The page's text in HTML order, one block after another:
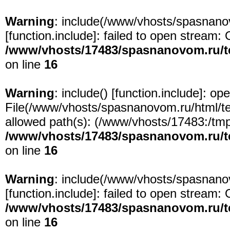
Warning: include(/www/vhosts/
[function.include]: failed to open stream:
/www/vhosts/17483/
on line 16
Warning: include() [function.include]:
File(/www/vhosts/spasnanovom.ru/html/
allowed path(s): (/www/vhosts/17483:/
/www/vhosts/17483/
on line 16
Warning: include(/www/vhosts/
[function.include]: failed to open stream:
/www/vhosts/17483/
on line 16